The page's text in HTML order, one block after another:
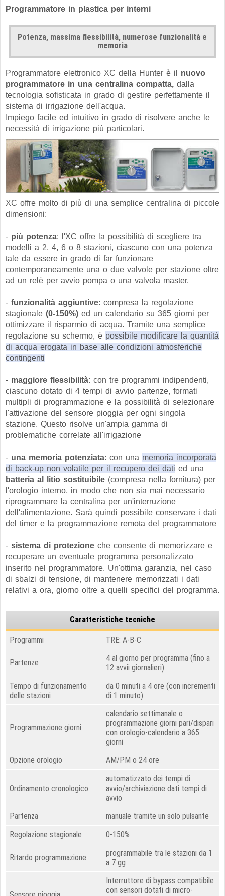
Programmatore in plastica per interni
Potenza, massima flessibilità, numerose funzionalità e
memoria
Programmatore elettronico XC della Hunter è il nuovo
programmatore in una centralina compatta, dalla
tecnologia sofisticata in grado di gestire perfettamente il
sistema di irrigazione dell'acqua.
Impiego facile ed intuitivo in grado di risolvere anche le
necessità di irrigazione più particolari.
XC offre molto di più di una semplice centralina di piccole
dimensioni:
- più potenza: l'XC offre la possibilità di scegliere tra
modelli a 2, 4, 6 o 8 stazioni, ciascuno con una potenza
tale da essere in grado di far funzionare
contemporaneamente una o due valvole per stazione oltre
ad un relè per avvio pompa o una valvola master.
- funzionalità aggiuntive: compresa la regolazione
stagionale (0-150%) ed un calendario su 365 giorni per
ottimizzare il risparmio di acqua. Tramite una semplice
regolazione su schermo, è possibile modificare la quantità
di acqua erogata in base alle condizioni atmosferiche
contingenti
- maggiore flessibilità: con tre programmi indipendenti,
ciascuno dotato di 4 tempi di avvio partenze, formati
multipli di programmazione e la possibilità di selezionare
l'attivazione del sensore pioggia per ogni singola
stazione. Questo risolve un'ampia gamma di
problematiche correlate all'irrigazione
- una memoria potenziata: con una memoria incorporata
di back-up non volatile per il recupero dei dati ed una
batteria al litio sostituibile (compresa nella fornitura) per
l'orologio interno, in modo che non sia mai necessario
riprogrammare la centralina per un'interruzione
dell'alimentazione. Sarà quindi possibile conservare i dati
del timer e la programmazione remota del programmatore
- sistema di protezione che consente di memorizzare e
recuperare un eventuale programma personalizzato
inserito nel programmatore. Un'ottima garanzia, nel caso
di sbalzi di tensione, di mantenere memorizzati i dati
relativi a ora, giorno oltre a quelli specifici del programma.
Caratteristiche tecniche
Programmi TRE: A-B-C
Partenze
4 al giorno per programma (fino a
12 avvii giornalieri)
Tempo di funzionamento
delle stazioni
da 0 minuti a 4 ore (con incrementi
di 1 minuto)
Programmazione giorni
calendario settimanale o
programmazione giorni pari/dispari
con orologio-calendario a 365
giorni
Opzione orologio
AM/PM o 24 ore
Ordinamento cronologico
automatizzato dei tempi di
avvio/archiviazione dati tempi di
avvio
Partenza
manuale tramite un solo pulsante
Regolazione stagionale
0-150%
Ritardo programmazione
programmabile tra le stazioni da 1
a 7 gg
Interruttore di bypass compatibile
con sensori dotati di micro-